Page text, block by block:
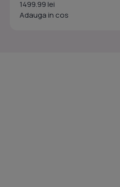
1499.99 lei
Adauga in cos